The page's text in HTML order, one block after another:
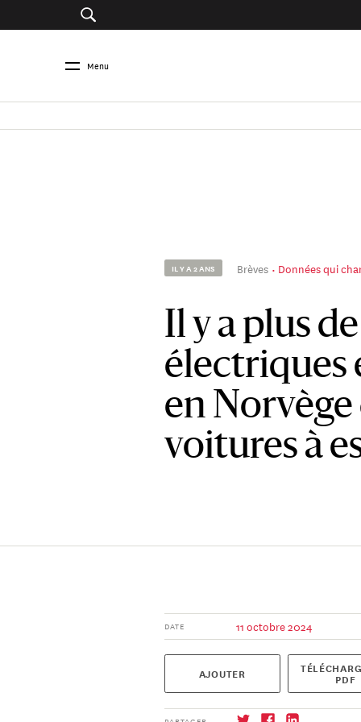
Menu
IL Y A 2 ANS Brèves Données qui
Il y a plus
électriques
en Norvège
voitures à
DATE 11 octobre 2024
AJOUTER PDF